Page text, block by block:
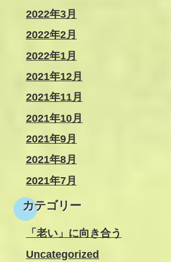
2022年3月
2022年2月
2022年1月
2021年12月
2021年11月
2021年10月
2021年9月
2021年8月
2021年7月
カテゴリー
「老い」に向き合う
Uncategorized